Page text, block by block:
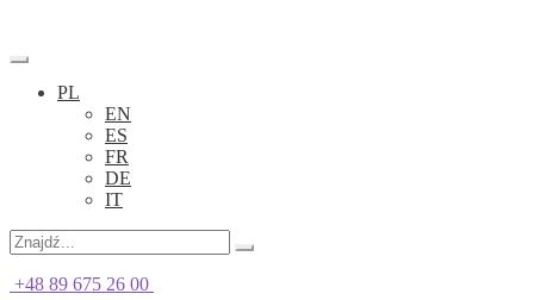
PL
EN
ES
FR
DE
IT
+48 89 675 26 00